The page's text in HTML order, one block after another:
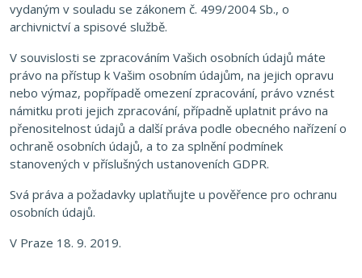
vydaným v souladu se zákonem č. 499/2004 Sb., o
archivnictví a spisové službě.
V souvislosti se zpracováním Vašich osobních údajů máte
právo na přístup k Vašim osobním údajům, na jejich opravu
nebo výmaz, popřípadě omezení zpracování, právo vznést
námitku proti jejich zpracování, případně uplatnit právo na
přenositelnost údajů a další práva podle obecného nařízení o
ochraně osobních údajů, a to za splnění podmínek
stanovených v příslušných ustanoveních GDPR.
Svá práva a požadavky uplatňujte u pověřence pro ochranu
osobních údajů.
V Praze 18. 9. 2019.